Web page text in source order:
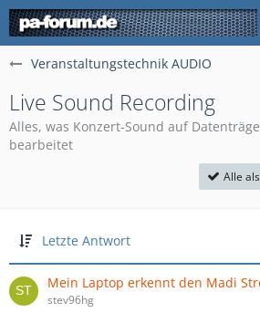
Veranstaltungstechnik AUDIO
Live Sound Recording
Alles, was Konzert-Sound auf
bearbeitet
Alle
Letzte Antwort
Mein Laptop erkennt den Madi
stev96hg